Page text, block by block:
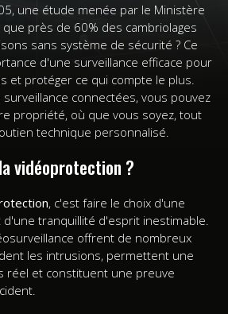
une étude menée par le Ministère
près de 60% des cambriolages
sans système de sécurité ? Ce
d'une surveillance efficace pour
et protéger ce qui compte le plus.
connectées, vous pouvez
propriété, où que vous soyez, tout
technique personnalisé.
vidéoprotection ?
, c'est faire le choix d'une
tranquillité d'esprit inestimable.
offrent de nombreux
les intrusions, permettent une
réel et constituent une preuve